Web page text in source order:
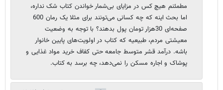
مطمئنم هیچ کس در مزایای بی‌شمار خواندن کتاب شک نداره،
اما بحث اینه که چه کسانی می‌تونند برای مثلا یک رمان 600
صفحه‌ای 30هزار تومان پول بدهند؟ با توجه به وضعیت
معیشتی مردم، طبیعیه که کتاب در اولویت‌های پایین خانوار
باشه. درآمد قشر متوسط جامعه حتی کفاف خرید مواد غذایی و
پوشاک و اجاره مسکن را نمی‌دهد، چه برسد به کتاب.